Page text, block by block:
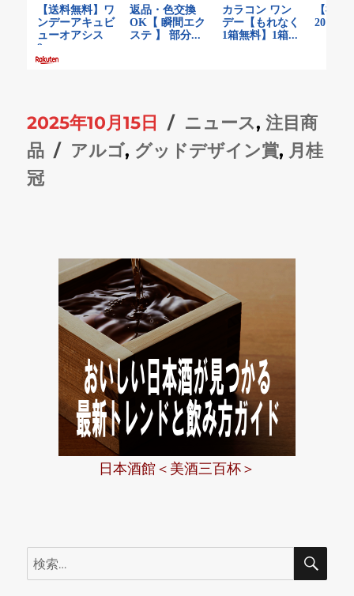
投
稿
日:
2025年10月15日
カ
テ
ニュース,注目商
品
タ
アルゴ, グッドデザイン賞, 月桂
冠
日本酒館＜美酒三百杯＞
検
索:
検